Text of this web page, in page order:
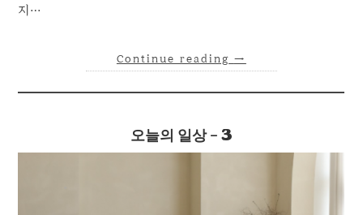
지…
Continue reading →
오늘의 일상 – 3